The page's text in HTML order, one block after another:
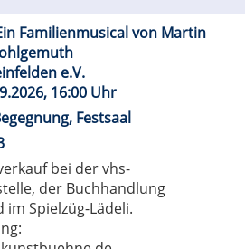
Familienmusical von Martin
e.V.
16:00 Uhr
Festsaal
bei der vhs-
der Buchhandlung
im Spielzüg-Lädeli.